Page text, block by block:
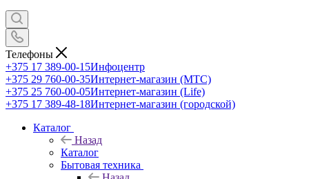
Телефоны
+375 17 389-00-15Инфоцентр
+375 29 760-00-35Интернет-магазин (МТС)
+375 25 760-00-05Интернет-магазин (Life)
+375 17 389-48-18Интернет-магазин (городской)
Каталог
Назад
Каталог
Бытовая техника